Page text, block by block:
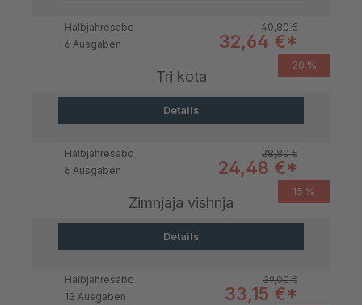
20 %
Halbjahresabo Regulärer Preis:
40,80 €
6 Ausgaben
Verkaufspreis:
32,64 €*
Tri kota
Details
15 %
Halbjahresabo Regulärer Preis:
28,80 €
6 Ausgaben
Verkaufspreis:
24,48 €*
Zimnjaja vishnja
Details
Halbjahresabo Regulärer Preis:
39,00 €
13 Ausgaben
Verkaufspreis:
33,15 €*